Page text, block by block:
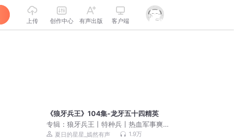
上传 创作中心 有声出版 客户端
《狼牙兵王》104集-龙牙五十四精英
专辑：狼牙兵王丨特种兵丨热血军事爽
文丨雇佣兵丨战争幻想丨多人有声剧
夏日的星星_嫣然有声 1.9万